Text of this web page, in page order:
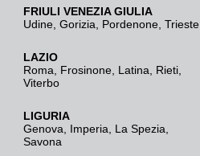
FRIULI VENEZIA GIULIA
Udine Gorizia Pordenone Trieste
LAZIO
Roma
Frosinone Latina Rieti
Viterbo
LIGURIA
Genova
Imperia La Spezia
Savona